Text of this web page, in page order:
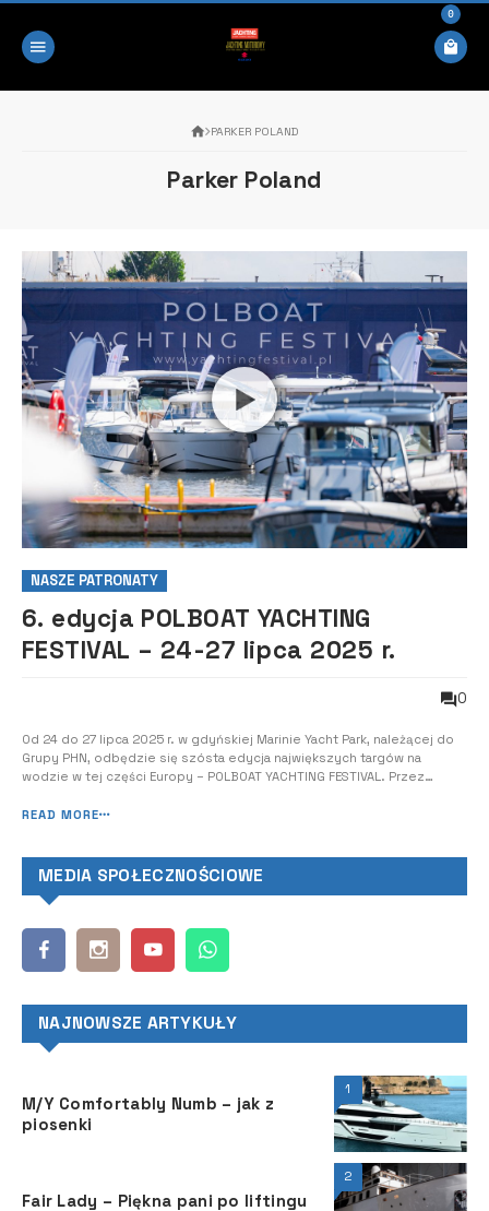
0
PARKER POLAND
Parker Poland
NASZE PATRONATY
6. edycja POLBOAT YACHTING
FESTIVAL – 24-27 lipca 2025 r.
0
Od 24 do 27 lipca 2025 r. w gdyńskiej Marinie Yacht Park, należącej do
Grupy PHN, odbędzie się szósta edycja największych targów na
wodzie w tej części Europy – POLBOAT YACHTING FESTIVAL. Przez
łodzie motorowe, katamarany, houseboaty, riby i skutery wodne, do
READ MORE
MEDIA SPOŁECZNOŚCIOWE
NAJNOWSZE ARTYKUŁY
1
M/Y Comfortably Numb – jak z
piosenki
2
Fair Lady – Piękna pani po liftingu